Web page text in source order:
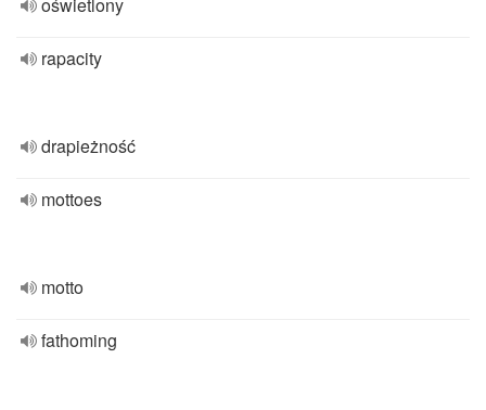
rapacity
drapieżność
mottoes
motto
fathoming